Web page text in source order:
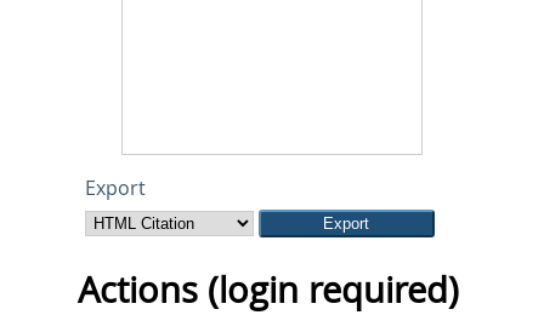
Export
Actions (login required)